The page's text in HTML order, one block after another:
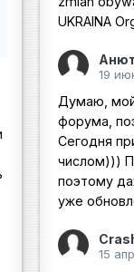
UKRAINA
19
Думаю, мой
форума,
Сегодня
числом)))
поэтому
уже
15